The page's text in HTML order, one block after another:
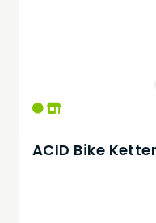
ACID Bike